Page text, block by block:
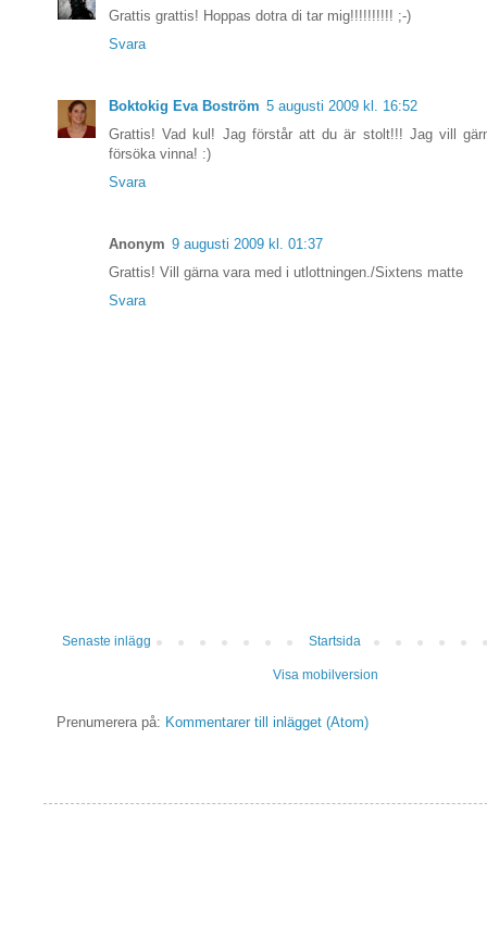
Grattis grattis! Hoppas dotra di tar mig!!!!!!!!!! ;-)
Svara
Boktokig Eva Boström 5 augusti 2009 kl. 16:52
Grattis! Vad kul! Jag förstår att du är stolt!!! Jag vill
försöka vinna! :)
Svara
Anonym 9 augusti 2009 kl. 01:37
Grattis! Vill gärna vara med i utlottningen./Sixtens matte
Svara
Senaste inlägg Startsida
Visa mobilversion
Prenumerera på: Kommentarer till inlägget (Atom)